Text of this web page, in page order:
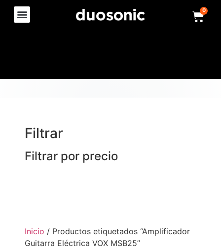
0
Filtrar
Filtrar por precio
Inicio / Productos etiquetados “Amplificador
Guitarra Eléctrica VOX MSB25”